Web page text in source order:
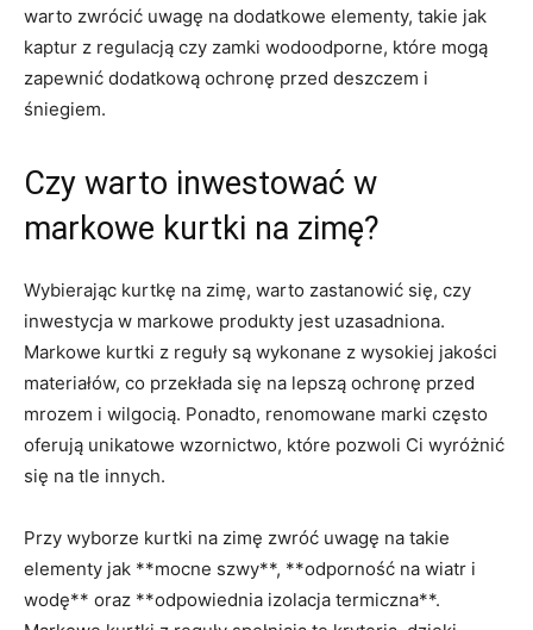
warto zwrócić uwagę na dodatkowe elementy, takie jak
kaptur z regulacją czy zamki wodoodporne, które mogą
zapewnić dodatkową ochronę przed deszczem i
śniegiem.
Czy warto inwestować w
markowe kurtki na zimę?
Wybierając kurtkę na zimę, warto zastanowić się, czy
inwestycja w markowe produkty jest uzasadniona.
Markowe kurtki z reguły są wykonane z wysokiej jakości
materiałów, co przekłada się na lepszą ochronę przed
mrozem i wilgocią. Ponadto, renomowane marki często
oferują unikatowe wzornictwo, które pozwoli Ci wyróżnić
się na tle innych.
Przy wyborze kurtki na zimę zwróć uwagę na takie
elementy jak **mocne szwy**, **odporność na wiatr i
wodę** oraz **odpowiednia izolacja termiczna**.